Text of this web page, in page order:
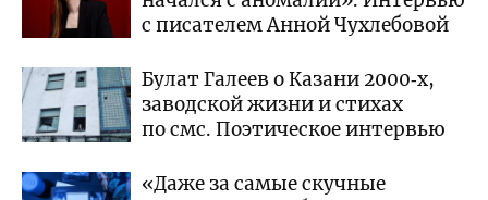
с писателем Анной Чухлебовой
Булат Галеев о Казани 2000‑х,
заводской жизни и стихах
по смс. Поэтическое интервью
«Даже за самые скучные